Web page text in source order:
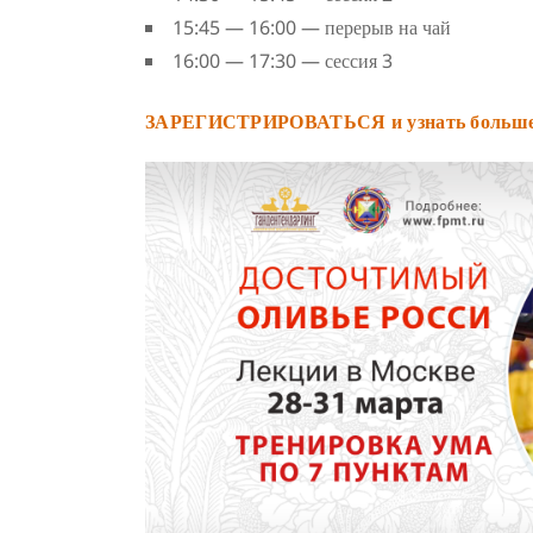
15:45 — 16:00 — перерыв на чай
16:00 — 17:30 — сессия 3
ЗАРЕГИСТРИРОВАТЬСЯ и узнать